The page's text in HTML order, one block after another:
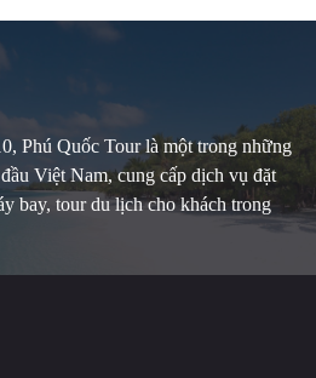
Phú Quốc Tour là một trong những
Việt Nam, cung cấp dịch vụ đặt
bay, tour du lịch cho khách trong